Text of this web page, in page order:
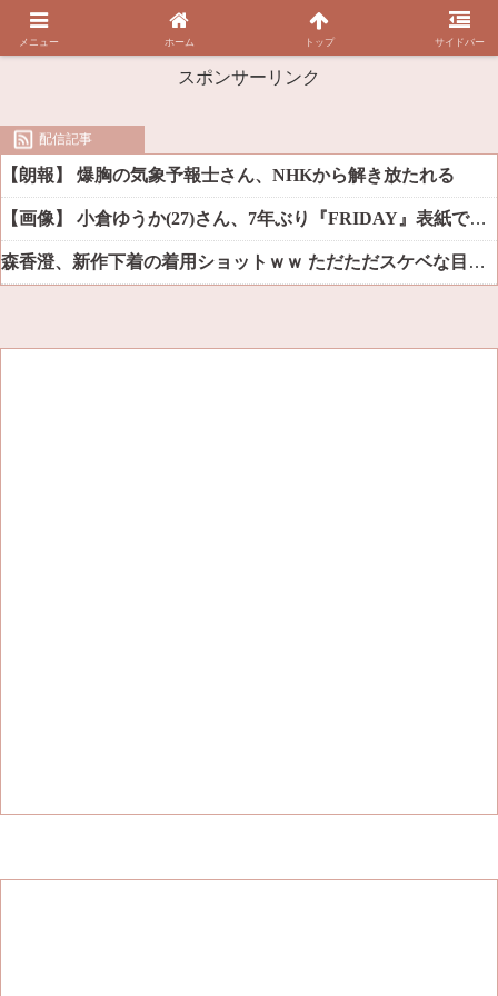
スポンサーリンク
配信記事
【朗報】 爆胸の気象予報士さん、NHKから解き放たれる
【画像】 小倉ゆうか(27)さん、7年ぶり『FRIDAY』表紙で神ボディ大解放
森香澄、新作下着の着用ショットｗｗ ただただスケベな目でしか見れんだろ！！
メニュー ホーム トップ サイドバー